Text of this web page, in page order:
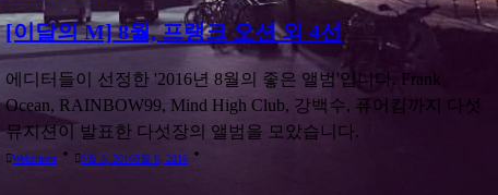
[이달의 M] 8월, 프랭크 오션 외 4선
에디터들이 선정한 '2016년 8월의 좋은 앨범'입니다. Frank
Ocean, RAINBOW99, Mind High Club, 강백수, 퓨어킴까지 다섯
뮤지션이 발표한 다섯장의 앨범을 모았습니다.
Webzinem 9월 3, 20169월 6, 2016